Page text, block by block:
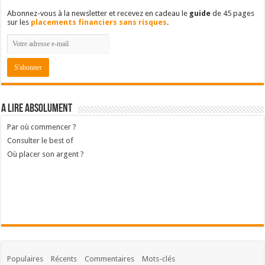
Abonnez-vous à la newsletter et recevez en cadeau le guide de 45 pages
sur les placements financiers sans risques.
A lire absolument
Par où commencer ?
Consulter le best of
Où placer son argent ?
Populaires Récents Commentaires Mots-clés